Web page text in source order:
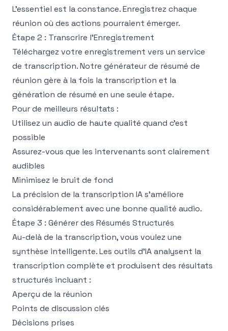
L'essentiel est la constance. Enregistrez chaque
réunion où des actions pourraient émerger.
Étape 2 : Transcrire l'Enregistrement
Téléchargez votre enregistrement vers un service
de transcription. Notre générateur de résumé de
réunion gère à la fois la transcription et la
génération de résumé en une seule étape.
Pour de meilleurs résultats :
Utilisez un audio de haute qualité quand c'est
possible
Assurez-vous que les intervenants sont clairement
audibles
Minimisez le bruit de fond
La précision de la transcription IA s'améliore
considérablement avec une bonne qualité audio.
Étape 3 : Générer des Résumés Structurés
Au-delà de la transcription, vous voulez une
synthèse intelligente. Les outils d'IA analysent la
transcription complète et produisent des résultats
structurés incluant :
Aperçu de la réunion
Points de discussion clés
Décisions prises